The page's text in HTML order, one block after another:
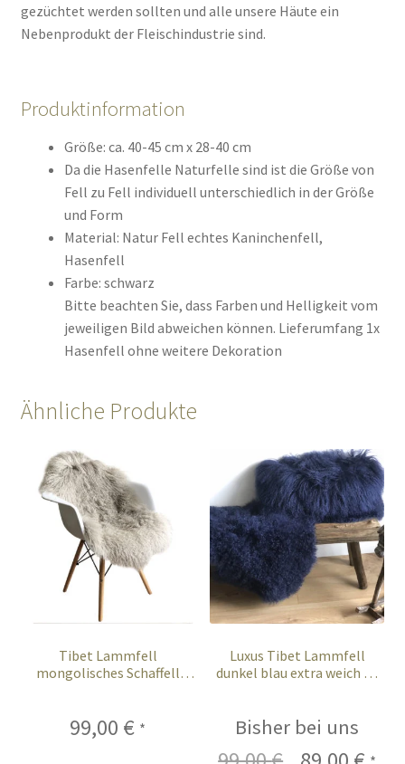
gezüchtet werden sollten und alle unsere Häute ein
Nebenprodukt der Fleischindustrie sind.
Produktinformation
Größe: ca. 40-45 cm x 28-40 cm
Da die Hasenfelle Naturfelle sind ist die Größe von
Fell zu Fell individuell unterschiedlich in der Größe
und Form
Material: Natur Fell echtes Kaninchenfell,
Hasenfell
Farbe: schwarz
Bitte beachten Sie, dass Farben und Helligkeit vom
jeweiligen Bild abweichen können. Lieferumfang 1x
Hasenfell ohne weitere Dekoration
Ähnliche Produkte
Tibet Lammfell
mongolisches Schaffell
99,00 € *
Luxus Tibet Lammfell
dunkel blau extra weich 95
Bisher bei uns